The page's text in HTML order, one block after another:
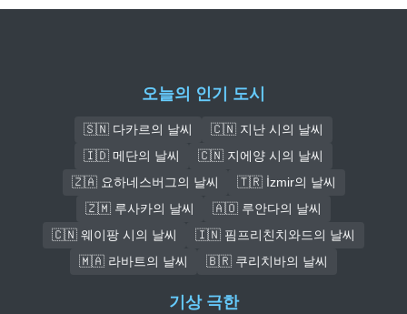
오늘의 인기 도시
🇸🇳 다카르의 날씨
🇨🇳 지난 시의 날씨
🇮🇩 메단의 날씨
🇨🇳 지에양 시의 날씨
🇿🇦 요하네스버그의 날씨
🇹🇷 İzmir의 날씨
🇿🇲 루사카의 날씨
🇦🇴 루안다의 날씨
🇨🇳 웨이팡 시의 날씨
🇮🇳 핌프리친치와드의 날씨
🇲🇦 라바트의 날씨
🇧🇷 쿠리치바의 날씨
기상 극한